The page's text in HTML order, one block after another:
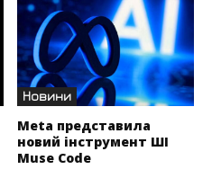
Новини
Meta представила
новий інструмент ШІ
Muse Code